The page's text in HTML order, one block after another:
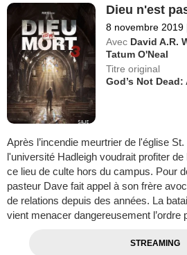
Dieu n'est
8 novembre 2019
Avec David A.R.
Tatum O'Neal
Titre original
God’s Not
Après l’incendie meurtrier de l'église
l'université Hadleigh voudrait profiter
ce lieu de culte hors du campus. Pour
pasteur Dave fait appel à son frère
de relations depuis des années. La
vient menacer dangereusement l’ordre
STREAMING